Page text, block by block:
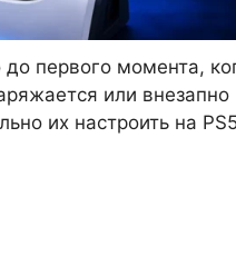
до первого момента,
или внезапно
их настроить на